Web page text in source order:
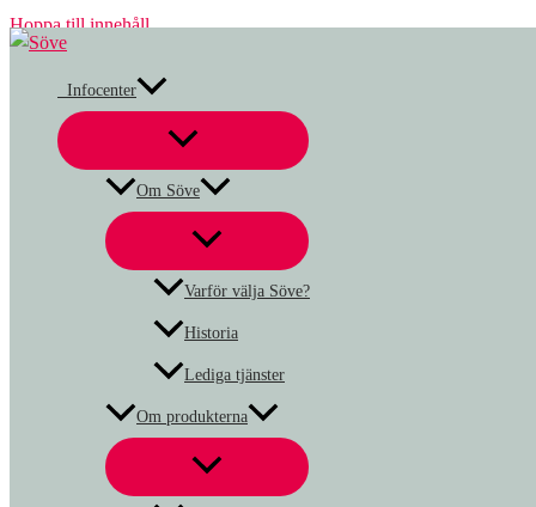
Hoppa till innehåll
Infocenter
Om Söve
Varför välja Söve?
Historia
Lediga tjänster
Om produkterna